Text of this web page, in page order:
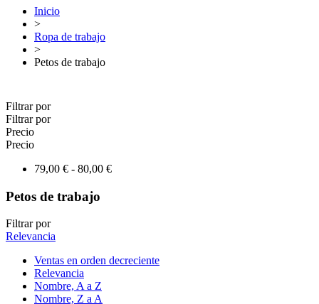
Inicio
>
Ropa de trabajo
>
Petos de trabajo
Filtrar por
Filtrar por
Precio
Precio
79,00 € - 80,00 €
Petos de trabajo
Filtrar por
Relevancia
Ventas en orden decreciente
Relevancia
Nombre, A a Z
Nombre, Z a A